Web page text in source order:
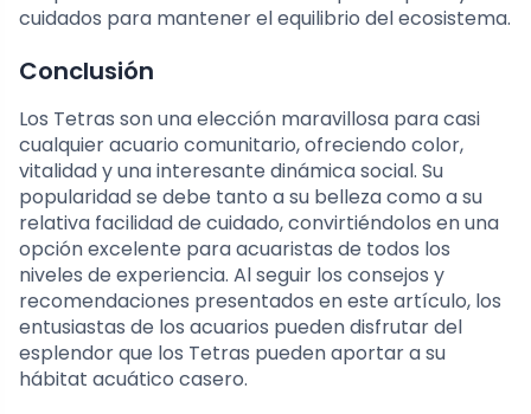
cuidados para mantener el equilibrio del ecosistema.
Conclusión
Los Tetras son una elección maravillosa para casi
cualquier acuario comunitario, ofreciendo color,
vitalidad y una interesante dinámica social. Su
popularidad se debe tanto a su belleza como a su
relativa facilidad de cuidado, convirtiéndolos en una
opción excelente para acuaristas de todos los
niveles de experiencia. Al seguir los consejos y
recomendaciones presentados en este artículo, los
entusiastas de los acuarios pueden disfrutar del
esplendor que los Tetras pueden aportar a su
hábitat acuático casero.